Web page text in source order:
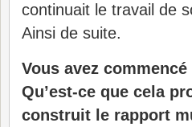
continuait le travail de
Ainsi de suite.
Vous avez
Qu’est-ce que cela
construit le rapport